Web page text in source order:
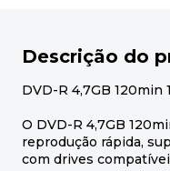
Descrição do
DVD-R 4,7GB 120min
O DVD-R 4,7GB
reprodução rápida,
com drives